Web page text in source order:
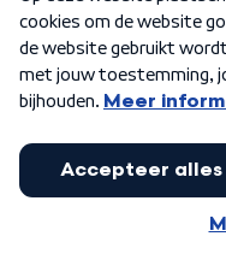
Algemene voorwaarden